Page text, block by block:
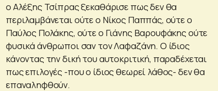
ο Αλέξης Τσίπρας ξεκαθάρισε πως δεν θα
περιλαμβάνεται ούτε ο Νίκος Παππάς, ούτε ο
Παύλος Πολάκης, ούτε ο Γιάνης Βαρουφάκης ούτε
φυσικά άνθρωποι σαν τον Λαφαζάνη. Ο ίδιος
κάνοντας την δική του αυτοκριτική, παραδέχεται
πως επιλογές -που ο ίδιος θεωρεί λάθος- δεν θα
επαναληφθούν.